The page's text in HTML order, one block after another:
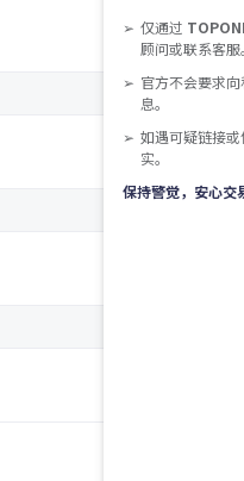
仅通过
顾问或联系客服。
官方不会要求
息。
如遇可疑链接
实。
保持警觉，安心交
100
订单在1s内执